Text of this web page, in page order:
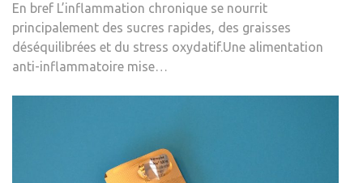
En bref L’inflammation chronique se nourrit
principalement des sucres rapides, des graisses
déséquilibrées et du stress oxydatif.Une alimentation
anti-inflammatoire mise…